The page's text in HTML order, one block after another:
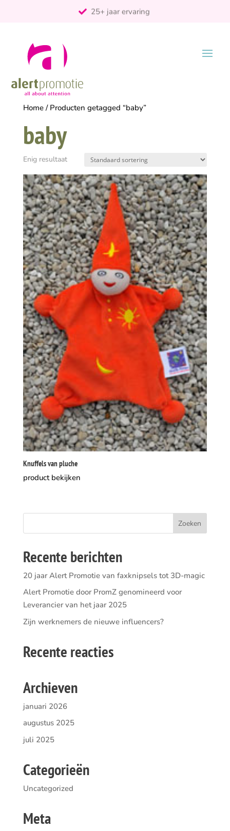
25+ jaar ervaring
Home/ Producten getagged “baby”
baby
Enig resultaat
Knuffels van pluche
product bekijken
Recente berichten
20 jaar Alert Promotie van faxknipsels tot 3D-magic
Alert Promotie door PromZ genomineerd voor
Leverancier van het jaar 2025
Zijn werknemers de nieuwe influencers?
Recente reacties
Archieven
januari 2026
augustus 2025
juli 2025
Categorieën
Uncategorized
Meta